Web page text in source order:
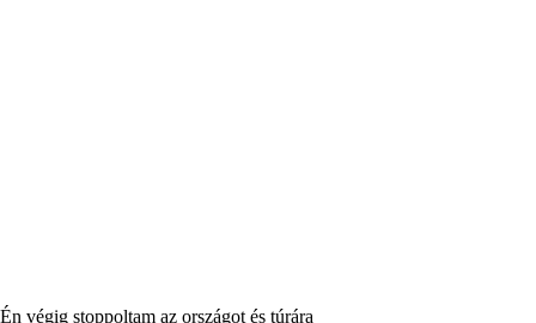
Én végig stoppoltam az országot és túrára